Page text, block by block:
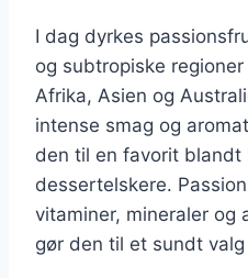
I dag dyrkes
og subtropiske
Afrika, Asien og
intense smag og
den til en favorit blandt
dessertelskere.
vitaminer, mineraler og
gør den til et sundt